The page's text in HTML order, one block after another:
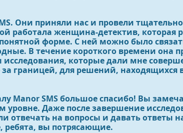
Они приняли нас и провели
работала женщина-детектив, которая
форме. С ней можно было
В течение короткого времени она
исследования, которые дали мне
границей, для решений, находящихся
Manor SMS большое спасибо! Вы
уровне. Даже после завершение
отвечать на вопросы и давать ответы
ребята, вы потрясающие.